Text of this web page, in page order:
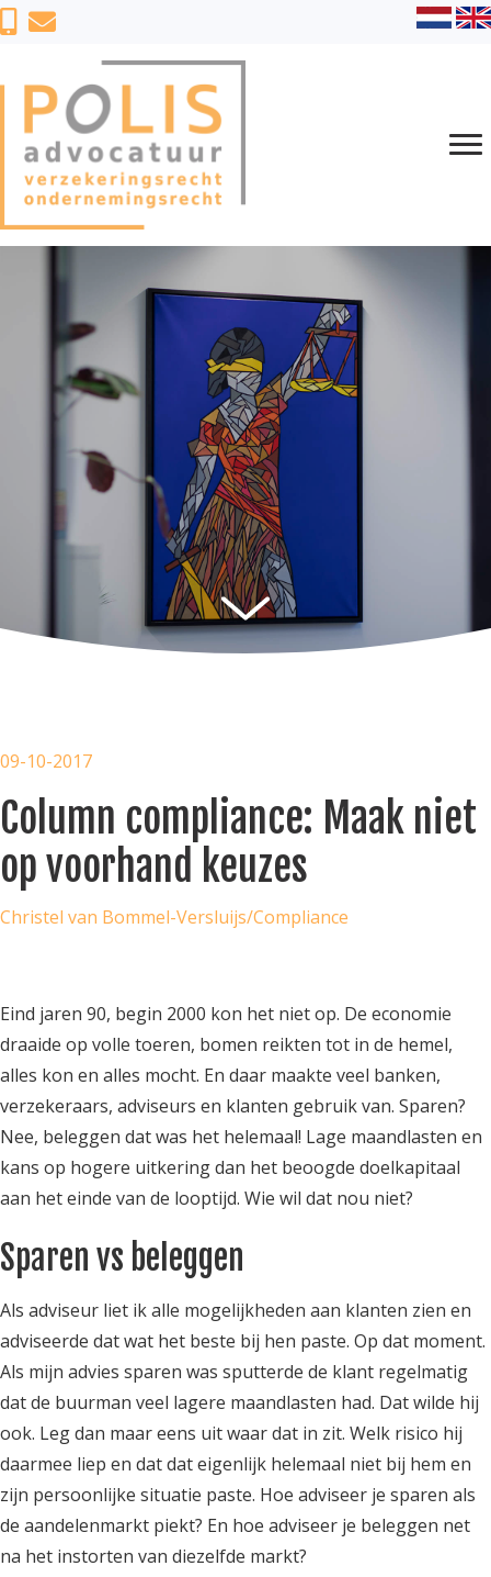
09-10-2017
Column compliance: Maak niet
op voorhand keuzes
Christel van Bommel-Versluijs/Compliance
Eind jaren 90, begin 2000 kon het niet op. De economie
draaide op volle toeren, bomen reikten tot in de hemel,
alles kon en alles mocht. En daar maakte veel banken,
verzekeraars, adviseurs en klanten gebruik van. Sparen?
Nee, beleggen dat was het helemaal! Lage maandlasten en
kans op hogere uitkering dan het beoogde doelkapitaal
aan het einde van de looptijd. Wie wil dat nou niet?
Sparen vs beleggen
Als adviseur liet ik alle mogelijkheden aan klanten zien en
adviseerde dat wat het beste bij hen paste. Op dat moment.
Als mijn advies sparen was sputterde de klant regelmatig
dat de buurman veel lagere maandlasten had. Dat wilde hij
ook. Leg dan maar eens uit waar dat in zit. Welk risico hij
daarmee liep en dat dat eigenlijk helemaal niet bij hem en
zijn persoonlijke situatie paste. Hoe adviseer je sparen als
de aandelenmarkt piekt? En hoe adviseer je beleggen net
na het instorten van diezelfde markt?